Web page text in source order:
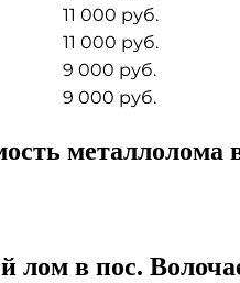
11 000 руб.
11 000 руб.
9 000 руб.
9 000 руб.
металлолома
в пос.